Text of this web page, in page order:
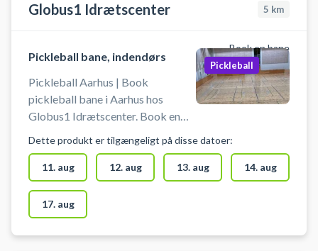
Globus1 Idrætscenter 5 km
Book en bane
Pickleball bane, indendørs
Pickleball Aarhus | Book
pickleball bane i Aarhus hos
Globus1 Idrætscenter. Book en
pickleball i Aarhus hos Globus1
beliggende på Gudrunsvej 3 A,
8220 Brabrand nær Åbyhøj og
Gellerup. Pickleballbanen er til 2-
4 spillere. Booking af pickleball
banen er inkl leje af bat og bolde.
Pickleball
Dette produkt er tilgængeligt på disse datoer:
11. aug 12. aug 13. aug 14. aug
17. aug